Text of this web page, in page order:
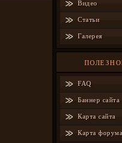
Видео
Статьи
Галерея
FAQ
Баннер сайта
Карта сайта
Карта форума